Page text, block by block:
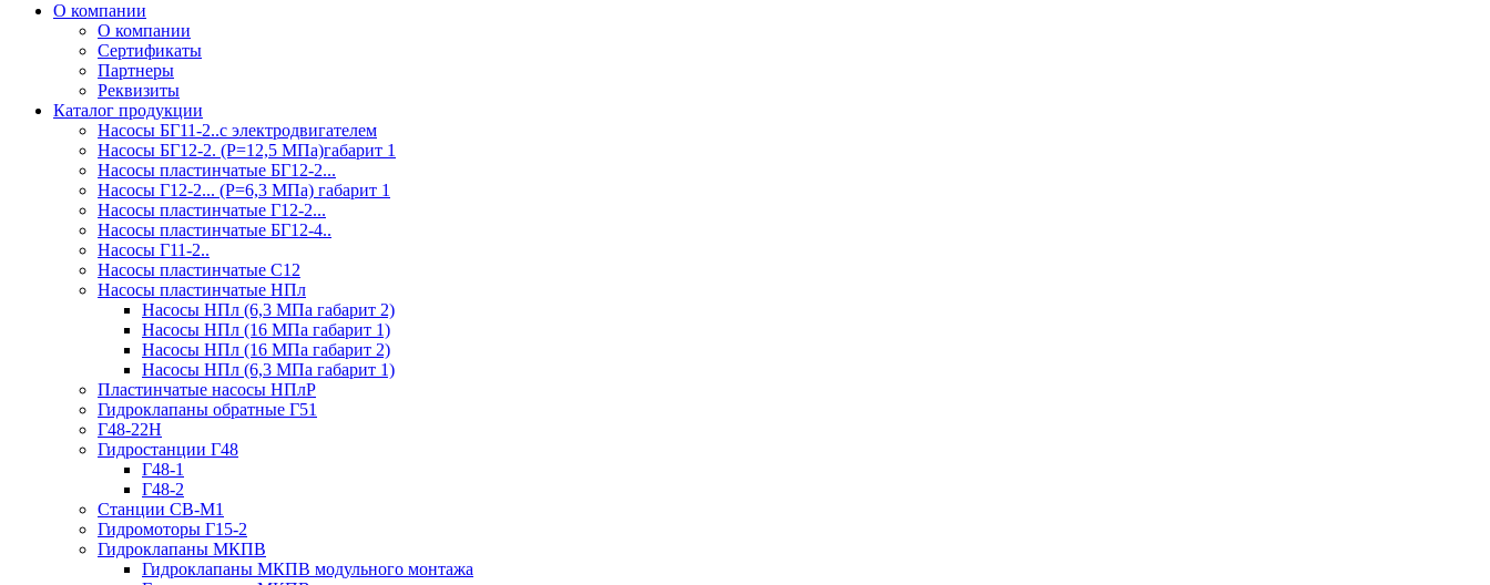
О компании
О компании
Сертификаты
Партнеры
Реквизиты
Каталог продукции
Насосы БГ11-2..с электродвигателем
Насосы БГ12-2. (Р=12,5 МПа)габарит 1
Насосы пластинчатые БГ12-2...
Насосы Г12-2... (Р=6,3 МПа) габарит 1
Насосы пластинчатые Г12-2...
Насосы пластинчатые БГ12-4..
Насосы Г11-2..
Насосы пластинчатые С12
Насосы пластинчатые НПл
Насосы НПл (6,3 МПа габарит 2)
Насосы НПл (16 МПа габарит 1)
Насосы НПл (16 МПа габарит 2)
Насосы НПл (6,3 МПа габарит 1)
Пластинчатые насосы НПлР
Гидроклапаны обратные Г51
Г48-22Н
Гидростанции Г48
Г48-1
Г48-2
Станции СВ-М1
Гидромоторы Г15-2
Гидроклапаны МКПВ
Гидроклапаны МКПВ модульного монтажа